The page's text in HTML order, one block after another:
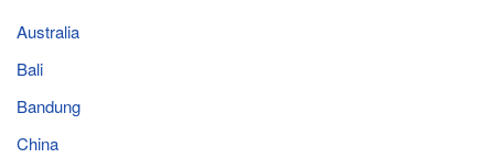
Australia
Bali
Bandung
China